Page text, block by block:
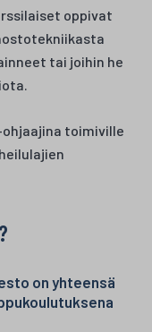
oppivat
tai joihin he
toimiville
on yhteensä